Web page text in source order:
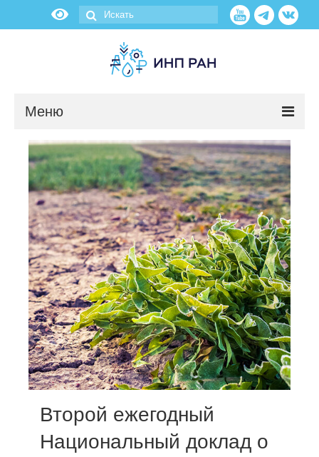
Меню
Новости
О нас
Об институте
Научные подразделения
Администрация
Сотрудники
Отчетность
Противодействие коррупции
Материалы для СМИ
Второй ежегодный
Национальный доклад о